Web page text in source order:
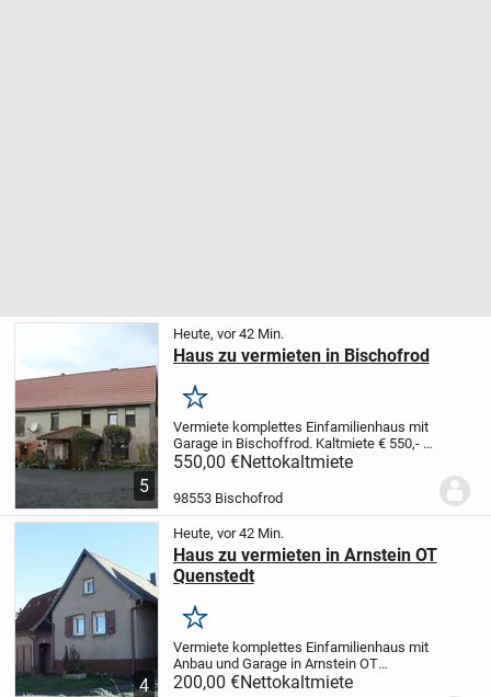
5
Heute, vor 42 Min.
Haus zu vermieten in Bischofrod
Merken
Vermiete komplettes Einfamilienhaus mit
Garage in Bischoffrod. Kaltmiete € 550,- +
Nebenkostenvorauszahlung € 90,- Haus
KeineDämmung im Dach
550,00 €Nettokaltmiete
98553 Bischofrod
4
Heute, vor 42 Min.
Haus zu vermieten in Arnstein OT
Quenstedt
Merken
Vermiete komplettes Einfamilienhaus mit
Anbau und Garage in Arnstein OT
Quenstedt. Kaltmiete € 200,- +
200,00 €Nettokaltmiete